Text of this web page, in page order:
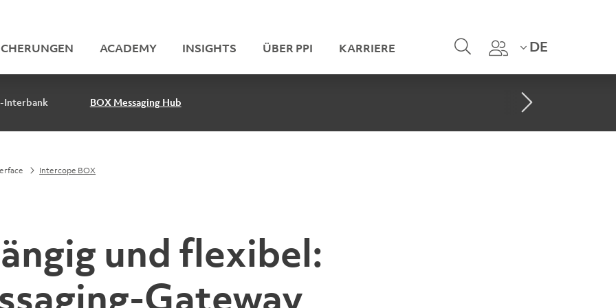
ACADEMY INSIGHTS ÜBER PPI KARRIERE DE
Interbank BOX Messaging Hub
Intercope BOX
und flexibel:
Gateway